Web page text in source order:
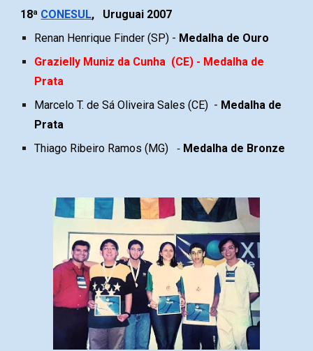
18ª CONESUL, Uruguai 2007
Renan Henrique Finder(SP) - Medalha de Ouro
Grazielly Muniz da Cunha (CE) - Medalha de
Prata
Marcelo T. de Sá Oliveira Sales (CE) - Medalha de
Prata
Thiago Ribeiro Ramos ( MG) - Medalha de Bronze